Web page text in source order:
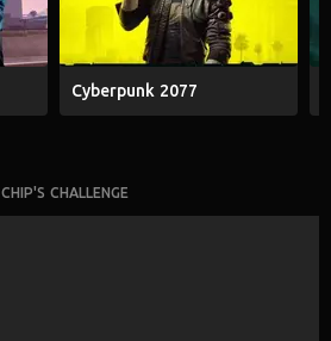
Cyberpunk 2077
CHIP'S CHALLENGE